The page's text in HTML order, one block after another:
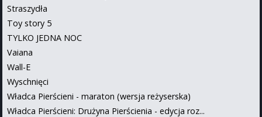
Straszydła
Toy story 5
TYLKO JEDNA NOC
Vaiana
Wall-E
Wyschnięci
Władca Pierścieni - maraton (wersja reżyserska)
Władca Pierścieni: Drużyna Pierścienia - edycja roz...